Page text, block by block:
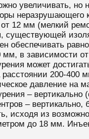
увеличивать,
от 12 мм (мелкий
обеспечивать
мм, в зависимости
может
расстоянии 200-
давление на
–
–
исходя из
до 18 мм.